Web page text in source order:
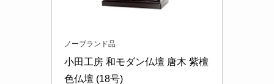
ノーブランド品
小田工房 和モダン仏壇 唐木 紫檀
色仏壇 (18号)